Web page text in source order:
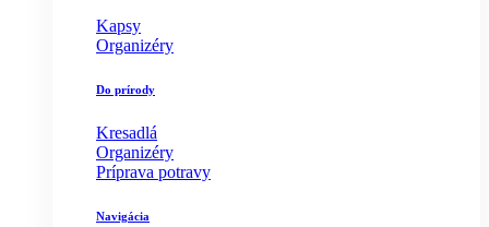
Kapsy
Organizéry
Do prírody
Kresadlá
Organizéry
Príprava potravy
Navigácia